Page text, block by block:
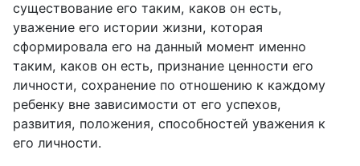
существование его таким, каков он есть,
уважение его истории жизни, которая
сформировала его на данный момент именно
таким, каков он есть, признание ценности его
личности, сохранение по отношению к каждому
ребенку вне зависимости от его успехов,
развития, положения, способностей уважения к
его личности.